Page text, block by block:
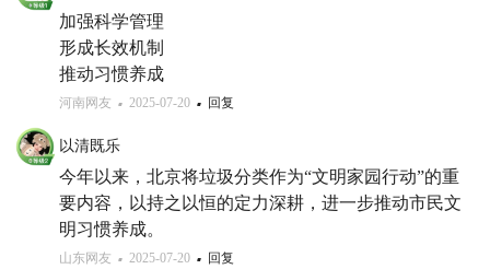
加强科学管理
形成长效机制
推动习惯养成
河南网友 2025-07-20 回复
以清既乐
今年以来，北京将垃圾分类作为“文明家园行动”的重
要内容，以持之以恒的定力深耕，进一步推动市民文
明习惯养成。
山东网友 2025-07-20 回复